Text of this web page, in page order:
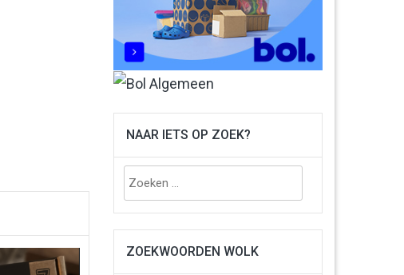
NAAR IETS OP ZOEK?
Zoeken
naar:
ZOEKWOORDEN WOLK